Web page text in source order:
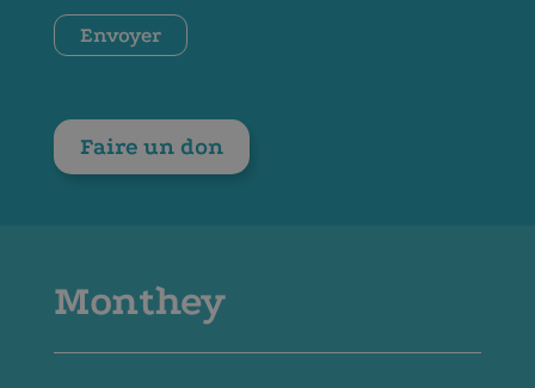
CAPTCHA
Envoyer
Faire un don
Monthey